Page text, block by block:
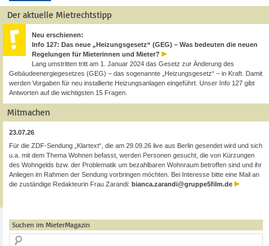
Der aktuelle Mietrechtstipp
Neu erschienen:
Info 127: Das neue „Heizungsgesetz“ (GEG) – Was bedeuten die neuen
Regelungen für Mieterinnen und Mieter?
Lang umstritten tritt am 1. Januar 2024 das Gesetz zur Änderung des
Gebäudeenergiegesetzes (GEG) – das sogenannte „Heizungsgesetz“ – in Kraft. Damit
werden Vorgaben für neu installierte Heizungsanlagen eingeführt. Unser Info 127 gibt
Antworten auf die wichtigsten 15 Fragen.
Mitmachen
23.07.26
Für die ZDF-Sendung „Klartext“, die am 29.09.26 live aus Berlin gesendet wird und sich
u.a. mit dem Thema Wohnen befasst, werden Personen gesucht, die von Kürzungen
des Wohngelds bzw. der Problematik um bezahlbaren Wohnraum betroffen sind und ihr
Anliegen im Rahmen der Sendung vorbringen möchten. Bei Interesse bitte eine Mail an
die zuständige Redakteurin Frau Zarandi: bianca.zarandi@gruppe5film.de
Suchen im MieterMagazin